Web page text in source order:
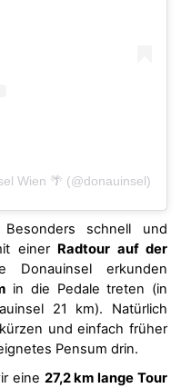
Wien 🌴 (@donauinsel)
schnell und
einer Radtour auf der
erkunden
in die Pedale treten (in
21 km). Natürlich
und einfach früher
Pensum drin.
eine 27,2 km lange Tour